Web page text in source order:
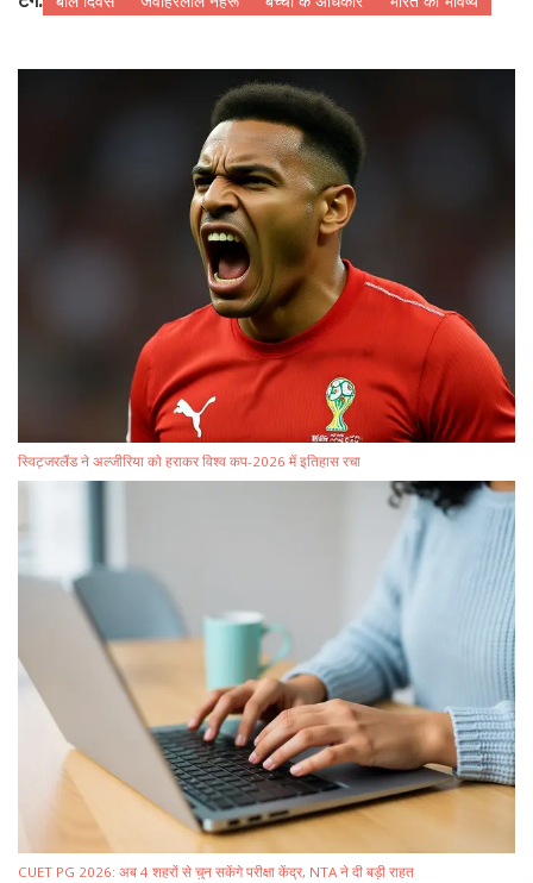
स्विट्जरलैंड ने अल्जीरिया को हराकर विश्व कप-2026 में इतिहास रचा
CUET PG 2026: अब 4 शहरों से चुन सकेंगे परीक्षा केंद्र, NTA ने दी बड़ी राहत